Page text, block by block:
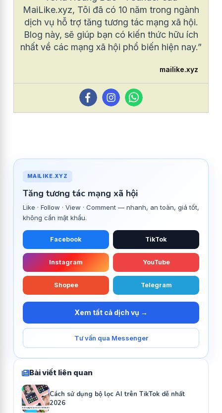
MaiLike.xyz, Tôi đã có 10 năm trong ngành
dịch vụ hỗ trợ tăng tương tác mạng xã hội.
Blog này, sẽ giúp bạn có kiến thức hữu ích
nhất về các mạng xã hội phổ biến hiện nay.”
mailike.xyz
MAILIKE.XYZ
Tăng tương tác mạng xã hội
Like · Follow · View · Comment — nhanh, an toàn, giá tốt,
không cần mật khẩu.
Facebook TikTok
Instagram YouTube
Shopee Telegram
Xem tất cả dịch vụ →
Tư vấn qua Messenger
Bài viết liên quan
Cách sử dụng bộ lọc AI trên TikTok dễ nhất
2026